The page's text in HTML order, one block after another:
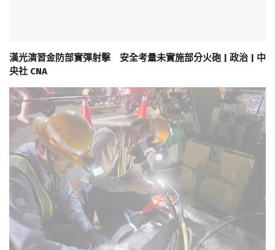
漢光演習金防部實彈射擊 安全考量未實施部分火砲 | 政治 | 中
央社 CNA